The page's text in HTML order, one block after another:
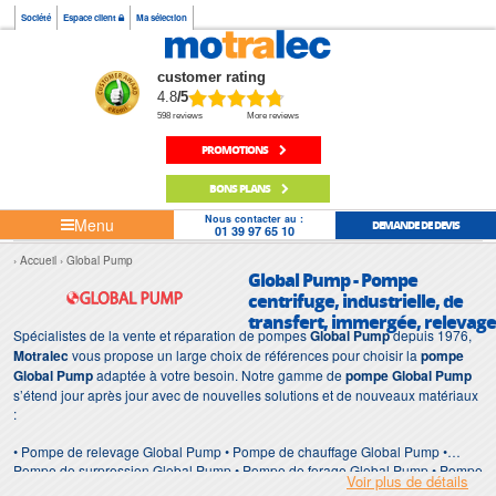
Société Espace client Ma sélection
customer rating
4.8/5
598 reviews More reviews
PROMOTIONS
BONS PLANS
Menu Nous contacter au :
01 39 97 65 10 DEMANDE DE DEVIS
Accueil Global Pump
Global Pump - Pompe
centrifuge, industrielle, de
transfert, immergée, relevage
Spécialistes de la vente et réparation de pompesGlobal Pumpdepuis 1976,
Motralecvous propose un large choix de références pour choisir la pompe
Global Pumpadaptée à votre besoin. Notre gamme depompe Global Pump
s’étend jour après jour avec de nouvelles solutions et de nouveaux matériaux
:
• Pompe de relevage Global Pump • Pompe de chauffage Global Pump •
Pompe de surpression Global Pump • Pompe de forage Global Pump • Pompe
d'intervention Global Pump • Pompe de chantier Global Pump • Pompe Global
Voir plus de détails